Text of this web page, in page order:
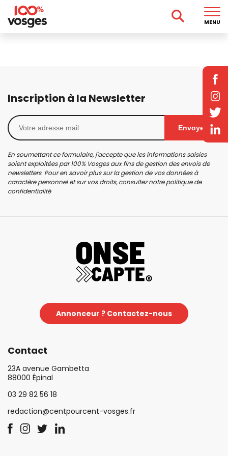
Inscription à la Newsletter
Envoyer
En soumettant ce formulaire, j'accepte que les informations saisies
soient exploitées par 100% Vosges aux fins de gestion des envois de
newsletters. Pour en savoir plus sur la gestion de vos données à
caractère personnel et sur vos droits, consultez notrepolitique de
confidentialité
Annonceur ? Contactez-nous
Contact
23A avenue Gambetta
88000 Épinal
03 29 82 56 18
redaction@centpourcent-vosges.fr
MENU